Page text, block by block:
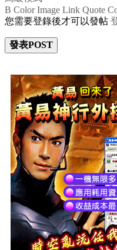
B Color Image Link Quote
您需要登錄後才可以發帖
發表POST